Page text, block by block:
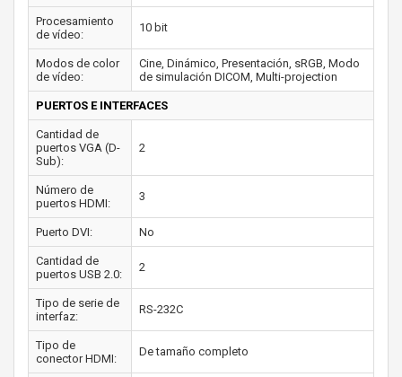
Procesamiento
de vídeo:
10 bit
Modos de color
de vídeo:
Cine, Dinámico, Presentación, sRGB, Modo
de simulación DICOM, Multi-projection
PUERTOS E INTERFACES
Cantidad de
puertos VGA (D-
Sub):
2
Número de
puertos HDMI:
3
Puerto DVI: No
Cantidad de
puertos USB 2.0:
2
Tipo de serie de
interfaz:
RS-232C
Tipo de
conector HDMI:
De tamaño completo